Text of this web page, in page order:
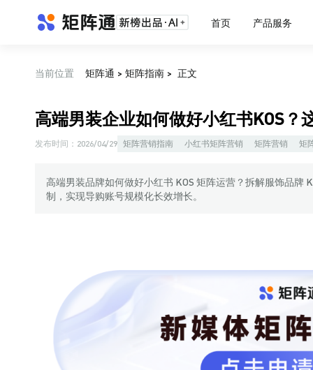
首页 产品服务
当前位置 矩阵通 > 矩阵指南 > 正文
高端男装企业如何做好小红书KOS？
发布时间： 2026/04/29 矩阵营销指南 小红书矩阵营销 矩阵营销 矩
高端男装品牌如何做好小红书 KOS 矩阵运营？拆解服饰品牌
制，实现导购账号规模化长效增长。